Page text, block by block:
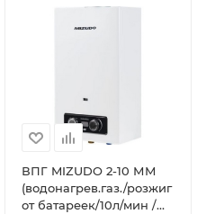
ВПГ MIZUDO 2-10 ММ
(водонагрев.газ./розжиг
от батареек/10л/мин /